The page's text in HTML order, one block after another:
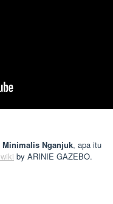
Minimalis Nganjuk, apa itu
by ARINIE GAZEBO.